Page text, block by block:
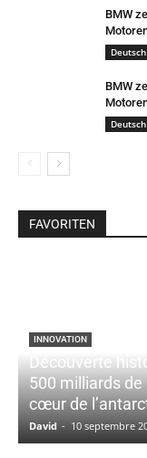
BMW
Deutsch
BMW
Deutsch
FAVORITEN
INNOVATION
Découverte
500 milliards
cœur de
David - 10 septembre